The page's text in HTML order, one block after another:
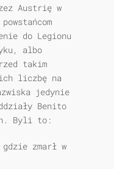
Austrię w
do Legionu
albo
takim
ich liczbę na
jedynie
Benito
Byli to:
zmarł w